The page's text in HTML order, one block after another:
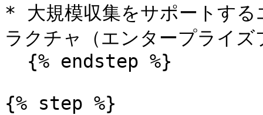
* 大規模収集をサポートする
ラクチャ（エンタープライズ
{% step %}